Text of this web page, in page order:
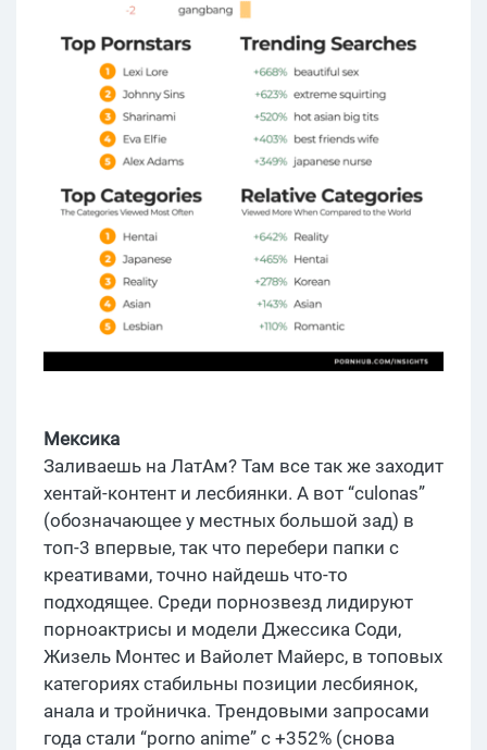
Мексика
Заливаешь на ЛатАм? Там все так же заходит
хентай-контент и лесбиянки. А вот “culonas”
(обозначающее у местных большой зад) в
топ-3 впервые, так что перебери папки с
креативами, точно найдешь что-то
подходящее. Среди порнозвезд лидируют
порноактрисы и модели Джессика Соди,
Жизель Монтес и Вайолет Майерс, в топовых
категориях стабильны позиции лесбиянок,
анала и тройничка. Трендовыми запросами
года стали “porno anime” с +352% (снова